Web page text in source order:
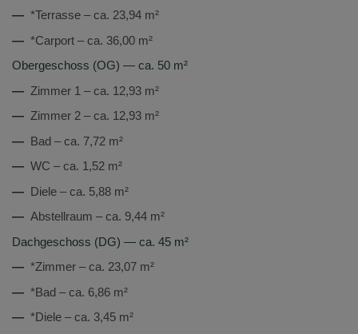
— *Terrasse – ca. 23,94 m²
— *Carport – ca. 36,00 m²
Obergeschoss (OG) — ca. 50 m²
— Zimmer 1 – ca. 12,93 m²
— Zimmer 2 – ca. 12,93 m²
— Bad – ca. 7,72 m²
— WC – ca. 1,52 m²
— Diele – ca. 5,88 m²
— Abstellraum – ca. 9,44 m²
Dachgeschoss (DG) — ca. 45 m²
— *Zimmer – ca. 23,07 m²
— *Bad – ca. 6,86 m²
— *Diele – ca. 3,45 m²